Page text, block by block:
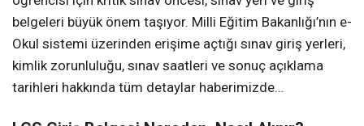
belgeleri büyük önem taşıyor. Milli Eğitim Bakanlığı’nın e-
Okul sistemi üzerinden erişime açtığı sınav giriş yerleri,
kimlik zorunluluğu, sınav saatleri ve sonuç açıklama
tarihleri hakkında tüm detaylar haberimizde…